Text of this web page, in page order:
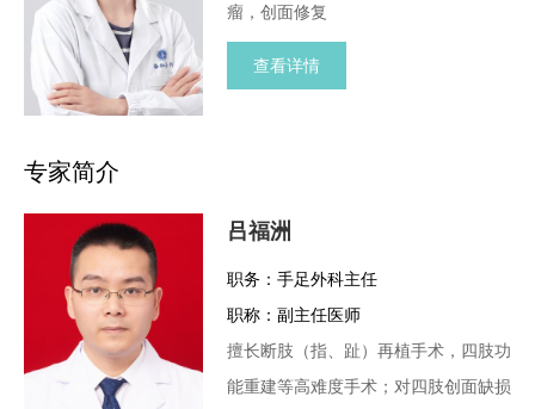
瘤，创面修复
查看详情
专家简介
吕福洲
职务：手足外科主任
职称：副主任医师
擅长断肢（指、趾）再植手术，四肢功
能重建等高难度手术；对四肢创面缺损